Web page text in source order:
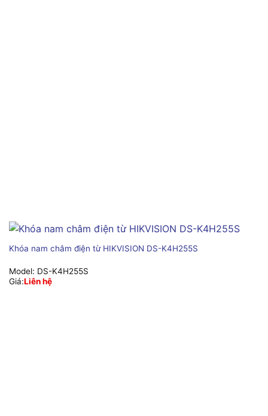
Khóa nam châm điện từ HIKVISION DS-K4H255S
Model: DS-K4H255S
Giá:Liên hệ